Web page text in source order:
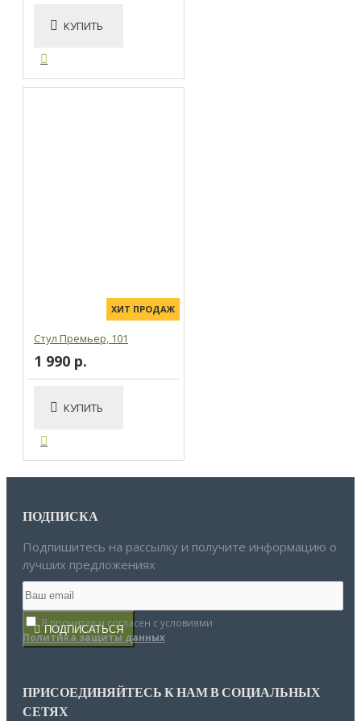
КУПИТЬ
ХИТ ПРОДАЖ
Стул Премьер, 101
1 990 р.
КУПИТЬ
ПОДПИСКА
Подпишитесь на рассылку и получите информацию о
лучших предложениях
ПОДПИСАТЬСЯ
Я прочитал и согласен с условиями
Политика защиты данных
ПРИСОЕДИНЯЙТЕСЬ К НАМ В СОЦИАЛЬНЫХ
СЕТЯХ